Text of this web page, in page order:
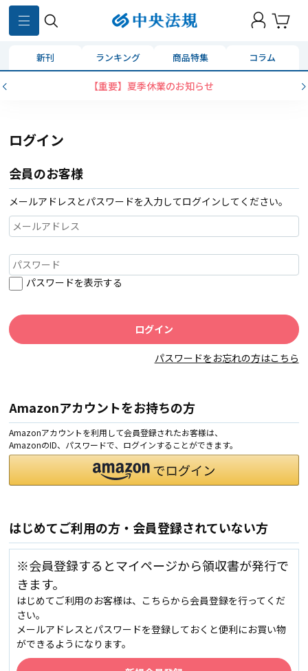
新刊 ランキング 商品特集 コラム
【重要】夏季休業のお知らせ
ログイン
会員のお客様
メールアドレスとパスワードを入力してログインしてください。
パスワードを表示する
パスワードをお忘れの方はこちら
Amazonアカウントをお持ちの方
Amazonアカウントを利用して会員登録されたお客様は、
AmazonのID、パスワードで、ログインすることができます。
はじめてご利用の方・会員登録されていない方
※会員登録するとマイページから領収書が発行で
きます。
はじめてご利用のお客様は、こちらから会員登録を行ってくだ
さい。
メールアドレスとパスワードを登録しておくと便利にお買い物
ができるようになります。